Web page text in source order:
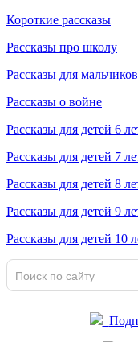
Короткие рассказы
Рассказы про школу
Рассказы для мальчиков
Рассказы о войне
Рассказы для детей 6
Рассказы для детей 7
Рассказы для детей 8
Рассказы для детей 9
Рассказы для детей 10